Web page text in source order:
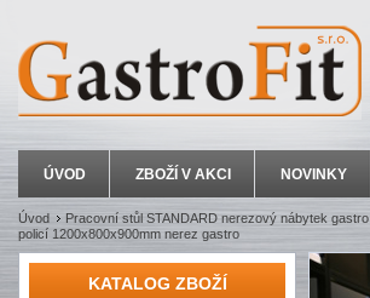
ÚVOD ZBOŽÍ V AKCI NOVINKY
Úvod Pracovní stůl STANDARD nerezový nábytek gastro
policí 1200x800x900mm nerez gastro
KATALOG ZBOŽÍ